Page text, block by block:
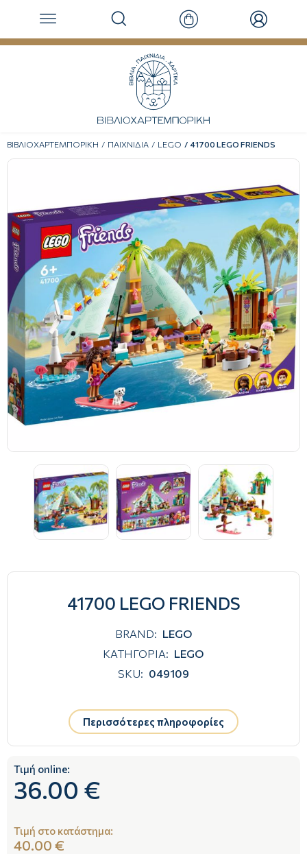
ΒΙΒΛΙΟΧΑΡΤΕΜΠΟΡΙΚΗ ΠΑΙΧΝΙΔΙΑ LEGO 41700 LEGO FRIENDS
41700 LEGO FRIENDS
BRAND: LEGO
ΚΑΤΗΓΟΡΙΑ: LEGO
SKU: 049109
Περισσότερες πληροφορίες
Τιμή online:
36.00 €
Τιμή στο κατάστημα:
40.00 €